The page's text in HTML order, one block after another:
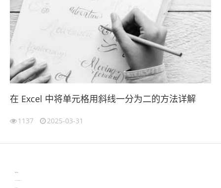
在 Excel 中将单元格用斜线一分为二的方法详解
1137 2025-03-31